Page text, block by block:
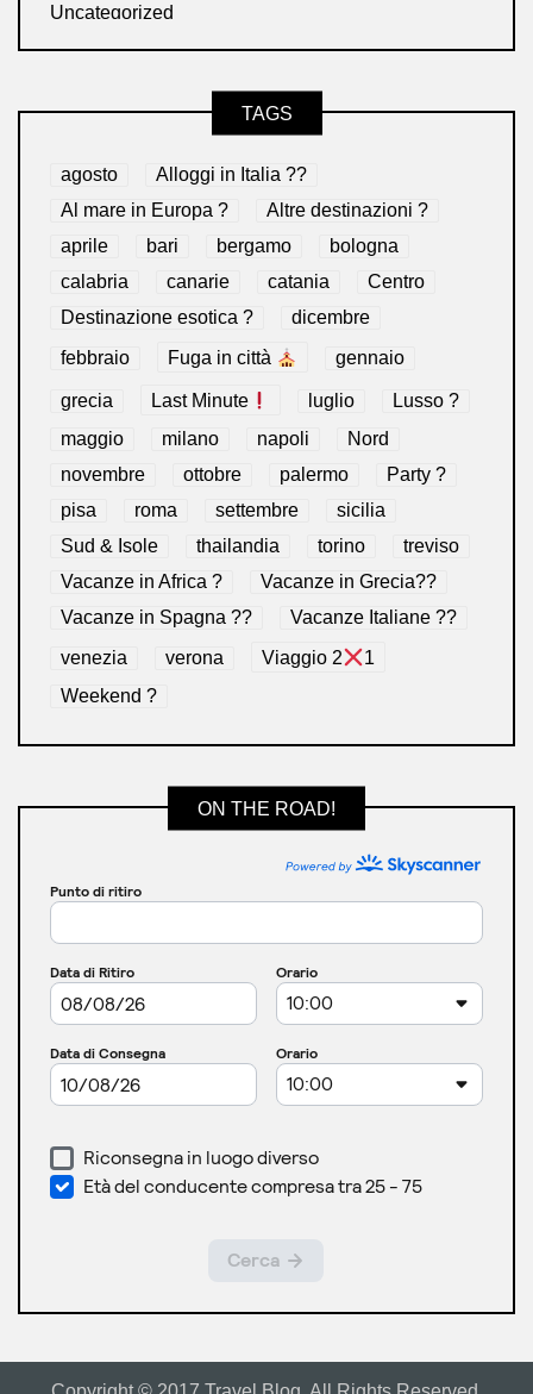
Uncategorized
TAGS
agosto
Alloggi in Italia ??
Al mare in Europa ?️
Altre destinazioni ?
aprile
bari bergamo
bologna
calabria
canarie catania
Centro
Destinazione esotica ?
dicembre
febbraio Fuga in città gennaio
grecia Last Minute luglio
Lusso ?
maggio
milano napoli
Nord
novembre
ottobre palermo
Party ?
pisa
roma settembre
sicilia
Sud & Isole
thailandia torino
treviso
Vacanze in Africa ?
Vacanze in Grecia??
Vacanze in Spagna ??
Vacanze Italiane ??
venezia verona Viaggio 2
1
Weekend ?
ON THE ROAD!